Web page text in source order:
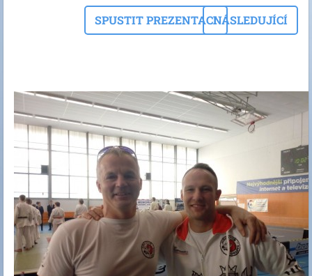
SPUSTIT PREZENTACINÁSLEDUJÍCÍ